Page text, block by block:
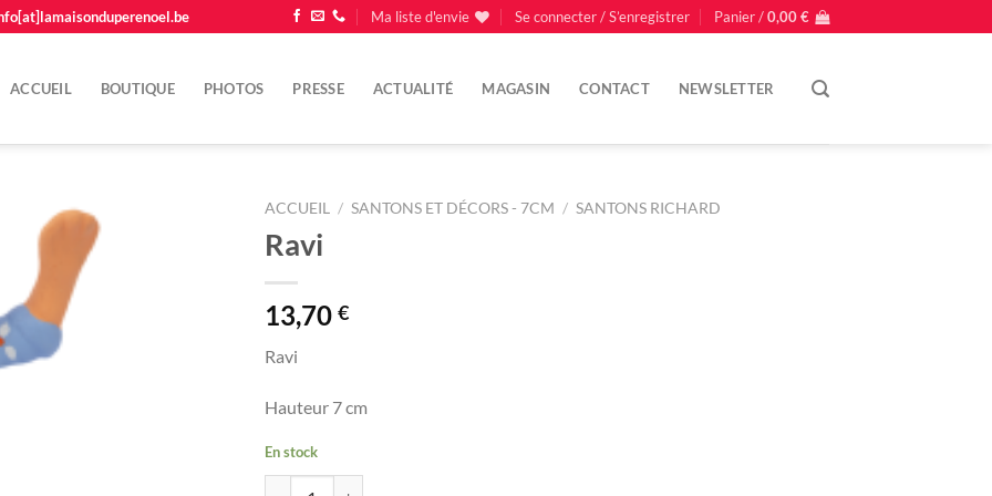
Ma liste d'envie Se connecter / S’enregistrer Panier /0,00€
ACCUEIL BOUTIQUE PHOTOS PRESSE ACTUALITÉ MAGASIN CONTACT NEWSLETTER
ACCUEIL / SANTONS ET DÉCORS - 7CM / SANTONS RICHARD
Ravi
13,70 €
Ravi
Hauteur 7 cm
En stock